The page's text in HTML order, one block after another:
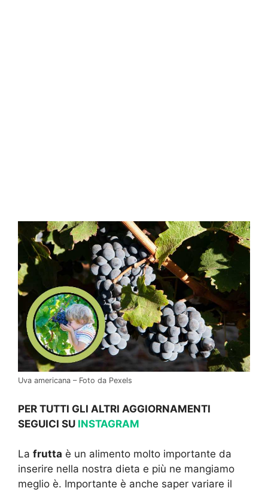
Uva americana – Foto da Pexels
PER TUTTI GLI ALTRI AGGIORNAMENTI
SEGUICI SU INSTAGRAM
La frutta è un alimento molto importante da
inserire nella nostra dieta e più ne mangiamo
meglio è. Importante è anche saper variare il